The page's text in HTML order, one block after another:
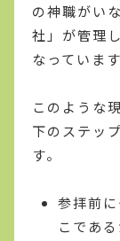
の神職がい
社」が管理
なっています
このような
下のステッ
す。
参拝前
こであ